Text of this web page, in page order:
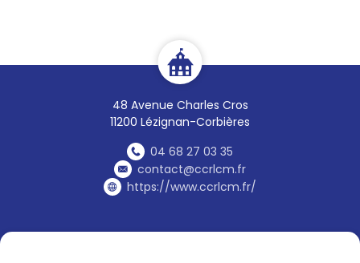
48 Avenue Charles Cros
11200 Lézignan-Corbières
04 68 27 03 35
contact@ccrlcm.fr
https://www.ccrlcm.fr/